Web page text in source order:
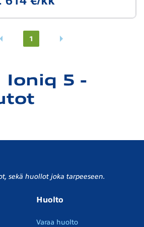
Ioniq 5 -
1
sekä huollot joka tarpeeseen.
Huolto
Varaa huolto